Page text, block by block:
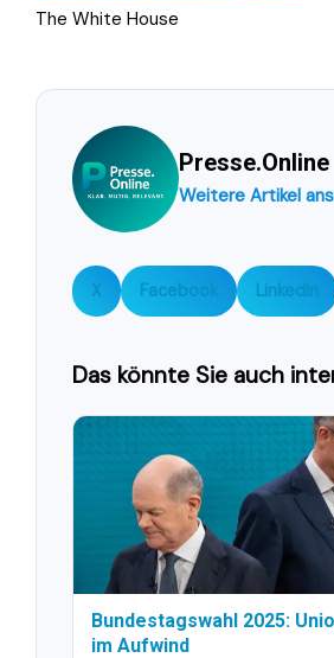
The White House
Presse.Online
Weitere Artikel
X Facebook LinkedIn
Das könnte Sie auch
Bundestagswahl 2025:
im Aufwind